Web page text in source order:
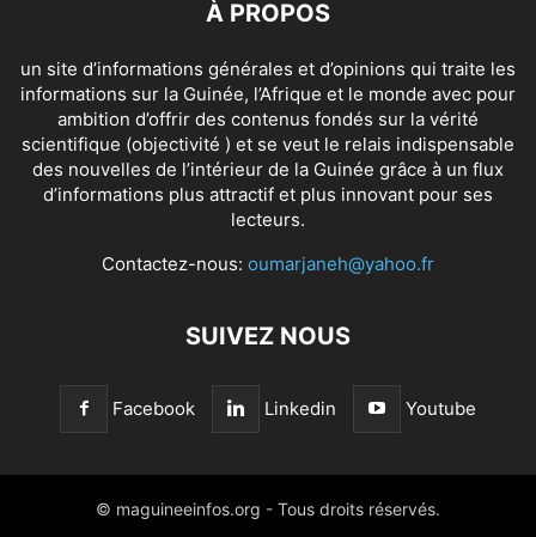
À PROPOS
un site d’informations générales et d’opinions qui traite les
informations sur la Guinée, l’Afrique et le monde avec pour
ambition d’offrir des contenus fondés sur la vérité
scientifique (objectivité ) et se veut le relais indispensable
des nouvelles de l’intérieur de la Guinée grâce à un flux
d’informations plus attractif et plus innovant pour ses
lecteurs.
Contactez-nous: oumarjaneh@yahoo.fr
SUIVEZ NOUS
Facebook Linkedin Youtube
© maguineeinfos.org - Tous droits réservés.